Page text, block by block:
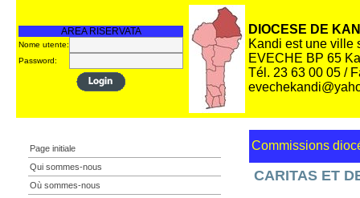
AREA RISERVATA
Nome utente:
Password:
DIOCESE DE
Kandi est une ville
EVECHE BP 65
Tél. 23 63 00 05 /
Page initiale
Qui sommes-nous
Où sommes-nous
Commissions
CARITAS ET